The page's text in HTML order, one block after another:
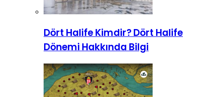
Dört Halife Kimdir? Dört Halife
Dönemi Hakkında Bilgi